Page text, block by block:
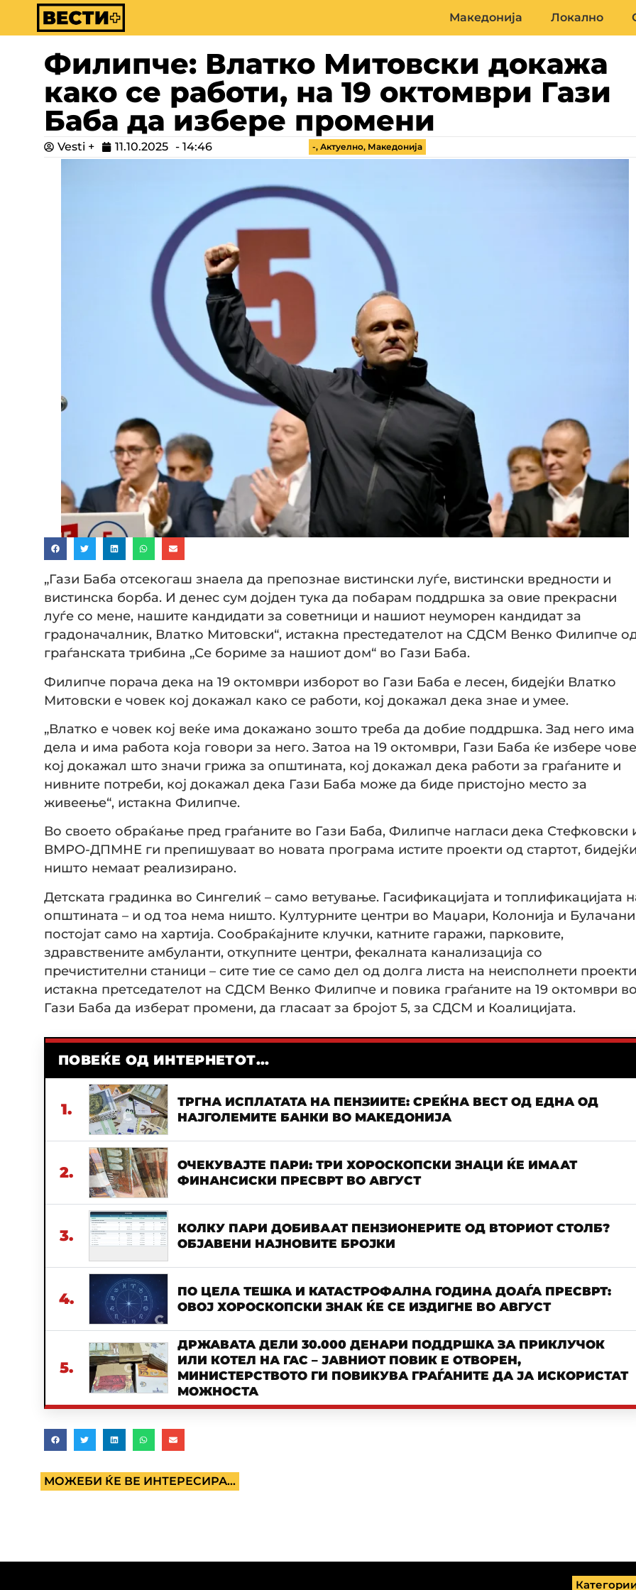
Македонија Локално
Филипче: Влатко Митовски докажа
како се работи, на 19 октомври Гази
Баба да избере промени
Vesti + 11.10.2025 - 14:46 -, Актуелно, Македонија
„Гази Баба отсекогаш знаела да препознае вистински луѓе, вистински вредности и
вистинска борба. И денес сум дојден тука да побарам поддршка за овие прекрасни
луѓе со мене, нашите кандидати за советници и нашиот неуморен кандидат за
градоначалник, Влатко Митовски“, истакна престедателот на СДСМ Венко Филипче
граѓанската трибина „Се бориме за нашиот дом“ во Гази Баба.
Филипче порача дека на 19 октомври изборот во Гази Баба е лесен, бидејќи Влатко
Митовски е човек кој докажал како се работи, кој докажал дека знае и умее.
„Влатко е човек кој веќе има докажано зошто треба да добие поддршка. Зад него има
дела и има работа која говори за него. Затоа на 19 октомври, Гази Баба ќе избере
кој докажал што значи грижа за општината, кој докажал дека работи за граѓаните и
нивните потреби, кој докажал дека Гази Баба може да биде пристојно место за
живеење“, истакна Филипче.
Во своето обраќање пред граѓаните во Гази Баба, Филипче нагласи дека Стефковски
ВМРО-ДПМНЕ ги препишуваат во новата програма истите проекти од стартот,
ништо немаат реализирано.
Детската градинка во Сингелиќ – само ветување. Гасификацијата и топлификацијата
општината – и од тоа нема ништо. Културните центри во Маџари, Колонија и Булачани
постојат само на хартија. Сообраќајните клучки, катните гаражи, парковите,
здравствените амбуланти, откупните центри, фекалната канализација со
пречистителни станици – сите тие се само дел од долга листа на неисполнети
истакна претседателот на СДСМ Венко Филипче и повика граѓаните на 19 октомври
Гази Баба да изберат промени, да гласаат за бројот 5, за СДСМ и Коалицијата.
ПОВЕЌЕ ОД ИНТЕРНЕТОТ...
1.
ТРГНА ИСПЛАТАТА НА ПЕНЗИИТЕ: СРЕЌНА ВЕСТ ОД ЕДНА ОД
НАЈГОЛЕМИТЕ БАНКИ ВО МАКЕДОНИЈА
2.
ОЧЕКУВАЈТЕ ПАРИ: ТРИ ХОРОСКОПСКИ ЗНАЦИ ЌЕ ИМААТ
ФИНАНСИСКИ ПРЕСВРТ ВО АВГУСТ
3.
КОЛКУ ПАРИ ДОБИВААТ ПЕНЗИОНЕРИТЕ ОД ВТОРИОТ СТОЛБ?
ОБЈАВЕНИ НАЈНОВИТЕ БРОЈКИ
4.
ПО ЦЕЛА ТЕШКА И КАТАСТРОФАЛНА ГОДИНА ДОАЃА ПРЕСВРТ:
ОВОЈ ХОРОСКОПСКИ ЗНАК ЌЕ СЕ ИЗДИГНЕ ВО АВГУСТ
5.
ДРЖАВАТА ДЕЛИ 30.000 ДЕНАРИ ПОДДРШКА ЗА ПРИКЛУЧОК
ИЛИ КОТЕЛ НА ГАС – ЈАВНИОТ ПОВИК Е ОТВОРЕН,
МИНИСТЕРСТВОТО ГИ ПОВИКУВА ГРАЃАНИТЕ ДА ЈА ИСКОРИСТАТ
МОЖНОСТА
МОЖЕБИ ЌЕ ВЕ ИНТЕРЕСИРА...